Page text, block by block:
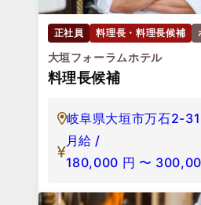
正社員 料理長・料理長候補
大垣フォーラムホテル
料理長候補
岐阜県大垣市万石2-31
月給 /
180,000 円 〜